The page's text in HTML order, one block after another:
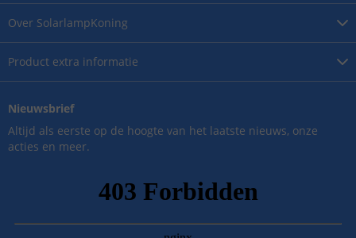
Over SolarlampKoning
Product extra informatie
Nieuwsbrief
Altijd als eerste op de hoogte van het laatste nieuws, onze
acties en meer.